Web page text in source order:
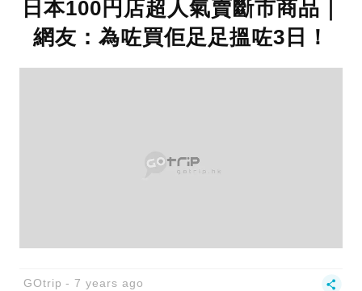
日本100円店超人氣賣斷市商品｜
網友：為咗買佢足足搵咗3日！
GOtrip 7 years ago